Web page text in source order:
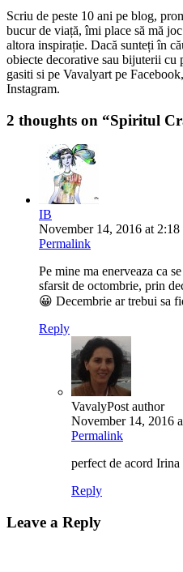
Scriu de peste 10 ani pe blog,
bucur de viață, îmi place să mă
altora inspirație. Dacă sunteți în
obiecte decorative sau bijuterii
gasiti si pe Vavalyart pe
Instagram.
2 thoughts on “Spiritul
IB
November 14, 2016 at 2:18
Permalink
Pe mine ma enerveaza ca
sfarsit de octombrie, prin
😀 Decembrie ar trebui sa
Reply
VavalyPost author
November 14, 2016
Permalink
perfect de acord Irina
Reply
Leave a Reply